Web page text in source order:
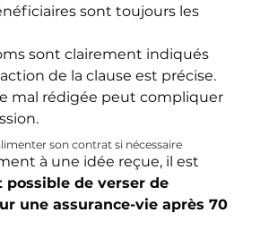
sont toujours les
sont clairement indiqués
de la clause est précise.
mal rédigée peut compliquer
son contrat si nécessaire
à une idée reçue, il est
de verser de
une assurance-vie après 70